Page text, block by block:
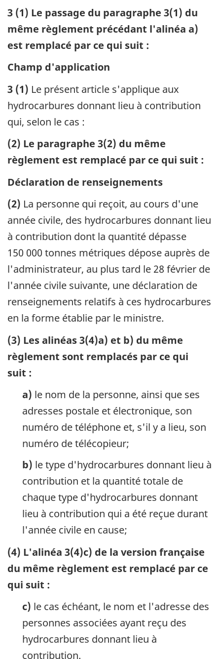
3 (1) Le passage du paragraphe 3(1) du
même règlement précédant l'alinéa a)
est remplacé par ce qui suit :
Champ d'application
3 (1) Le présent article s'applique aux
hydrocarbures donnant lieu à contribution
qui, selon le cas :
(2) Le paragraphe 3(2) du même
règlement est remplacé par ce qui suit :
Déclaration de renseignements
(2) La personne qui reçoit, au cours d'une
année civile, des hydrocarbures donnant lieu
à contribution dont la quantité dépasse
150 000 tonnes métriques dépose auprès de
l'administrateur, au plus tard le 28 février de
l'année civile suivante, une déclaration de
renseignements relatifs à ces hydrocarbures
en la forme établie par le ministre.
(3) Les alinéas 3(4)a) et b) du même
règlement sont remplacés par ce qui
suit :
a) le nom de la personne, ainsi que ses
adresses postale et électronique, son
numéro de téléphone et, s'il y a lieu, son
numéro de télécopieur;
b) le type d'hydrocarbures donnant lieu à
contribution et la quantité totale de
chaque type d'hydrocarbures donnant
lieu à contribution qui a été reçue durant
l'année civile en cause;
(4) L'alinéa 3(4)c) de la version française
du même règlement est remplacé par ce
qui suit :
c) le cas échéant, le nom et l'adresse des
personnes associées ayant reçu des
hydrocarbures donnant lieu à
contribution.